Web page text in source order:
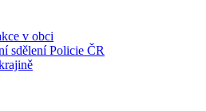
v obci
sdělení Policie ČR